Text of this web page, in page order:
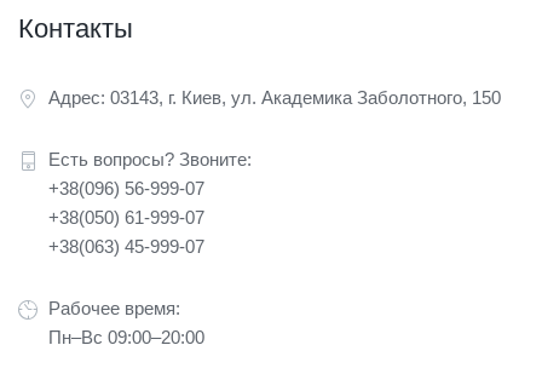
Контакты
Адрес: 03143, г. Киев, ул. Академика Заболотного, 150
Есть вопросы? Звоните:
+38(096) 56-999-07
+38(050) 61-999-07
+38(063) 45-999-07
Рабочее время:
Пн–Вс 09:00–20:00